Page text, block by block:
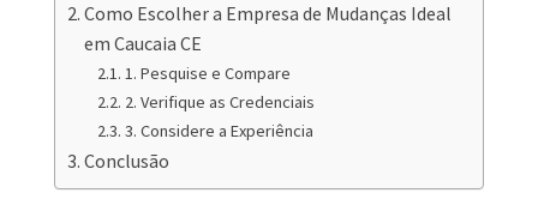
Como Escolher a Empresa de Mudanças Ideal
em Caucaia CE
1. Pesquise e Compare
2. Verifique as Credenciais
3. Considere a Experiência
Conclusão